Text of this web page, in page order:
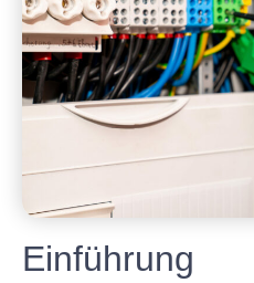
Einführung